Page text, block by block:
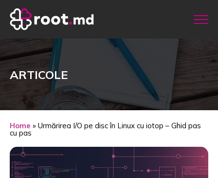
ARTICOLE
Home » Urmărirea I/O pe disc în Linux cu iotop – Ghid pas
cu pas